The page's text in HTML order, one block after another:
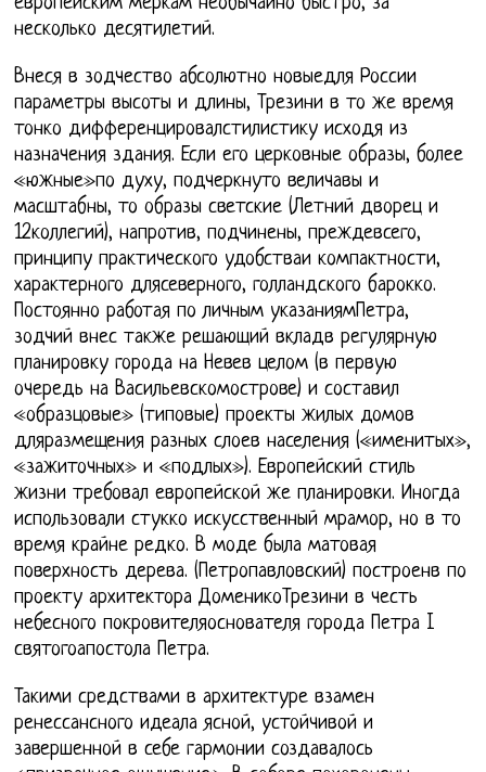
несколько десятилетий.
Внеся в зодчество абсолютно новыедля России
параметры высоты и длины, Трезини в то же время
тонко дифференцировалстилистику исходя из
назначения здания. Если его церковные образы, более
«южные»по духу, подчеркнуто величавы и
масштабны, то образы светские (Летний дворец и
12коллегий), напротив, подчинены, преждевсего,
принципу практического удобстваи компактности,
характерного длясеверного, голландского барокко.
Постоянно работая по личным указаниямПетра,
зодчий внес также решающий вкладв регулярную
планировку города на Невев целом (в первую
очередь на Васильевскомострове) и составил
«образцовые» (типовые) проекты жилых домов
дляразмещения разных слоев населения («именитых»,
«зажиточных» и «подлых»). Европейский стиль
жизни требовал европейской же планировки. Иногда
использовали стукко искусственный мрамор, но в то
время крайне редко. В моде была матовая
поверхность дерева. (Петропавловский) построенв по
проекту архитектора ДоменикоТрезини в честь
небесного покровителяоснователя города Петра I
святогоапостола Петра.
Такими средствами в архитектуре взамен
ренессансного идеала ясной, устойчивой и
завершенной в себе гармонии создавалось